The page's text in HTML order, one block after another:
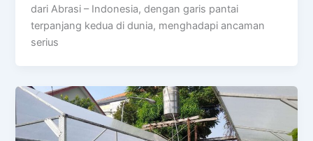
dari Abrasi – Indonesia, dengan garis pantai
terpanjang kedua di dunia, menghadapi ancaman
serius